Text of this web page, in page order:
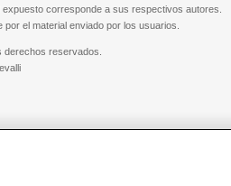
expuesto corresponde a sus respectivos autores.
el material enviado por los usuarios.
reservados.